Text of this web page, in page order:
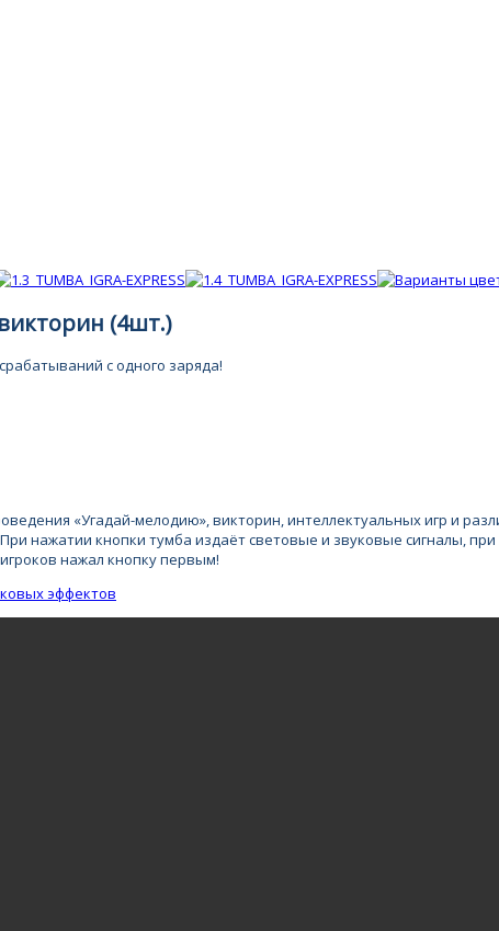
(4шт.)
с одного заряда!
«Угадай-мелодию», викторин, интеллектуальных игр и
нажатии кнопки тумба издаёт световые и звуковые сигналы,
нажал кнопку первым!
эффектов